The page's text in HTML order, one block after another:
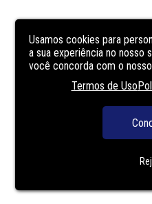
Usamos cookies para
a sua experiência no nosso
você concorda com o nosso
Termos de Uso